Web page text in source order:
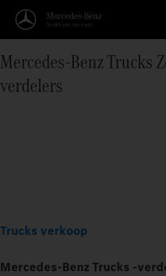
Mercedes‑Benz Trucks
verdelers
Trucks verkoop
Mercedes-Benz Trucks -